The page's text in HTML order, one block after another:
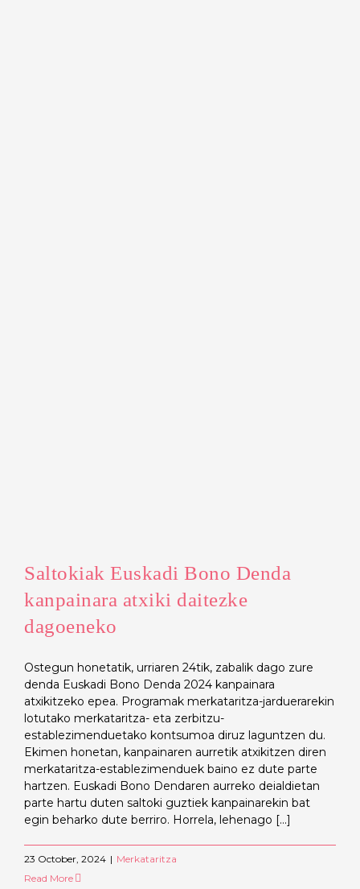
Saltokiak Euskadi Bono Denda
kanpainara atxiki daitezke
dagoeneko
Ostegun honetatik, urriaren 24tik, zabalik dago zure
denda Euskadi Bono Denda 2024 kanpainara
atxikitzeko epea. Programak merkataritza-jarduerarekin
lotutako merkataritza- eta zerbitzu-
establezimenduetako kontsumoa diruz laguntzen du.
Ekimen honetan, kanpainaren aurretik atxikitzen diren
merkataritza-establezimenduek baino ez dute parte
hartzen. Euskadi Bono Dendaren aurreko deialdietan
parte hartu duten saltoki guztiek kanpainarekin bat
egin beharko dute berriro. Horrela, lehenago [...]
23 October, 2024 | Merkataritza
Read More